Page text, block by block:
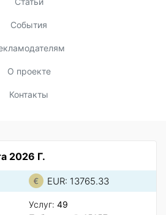
События
О проекте
Контакты
2026 Г.
EUR: 13765.33
Услуг: 49